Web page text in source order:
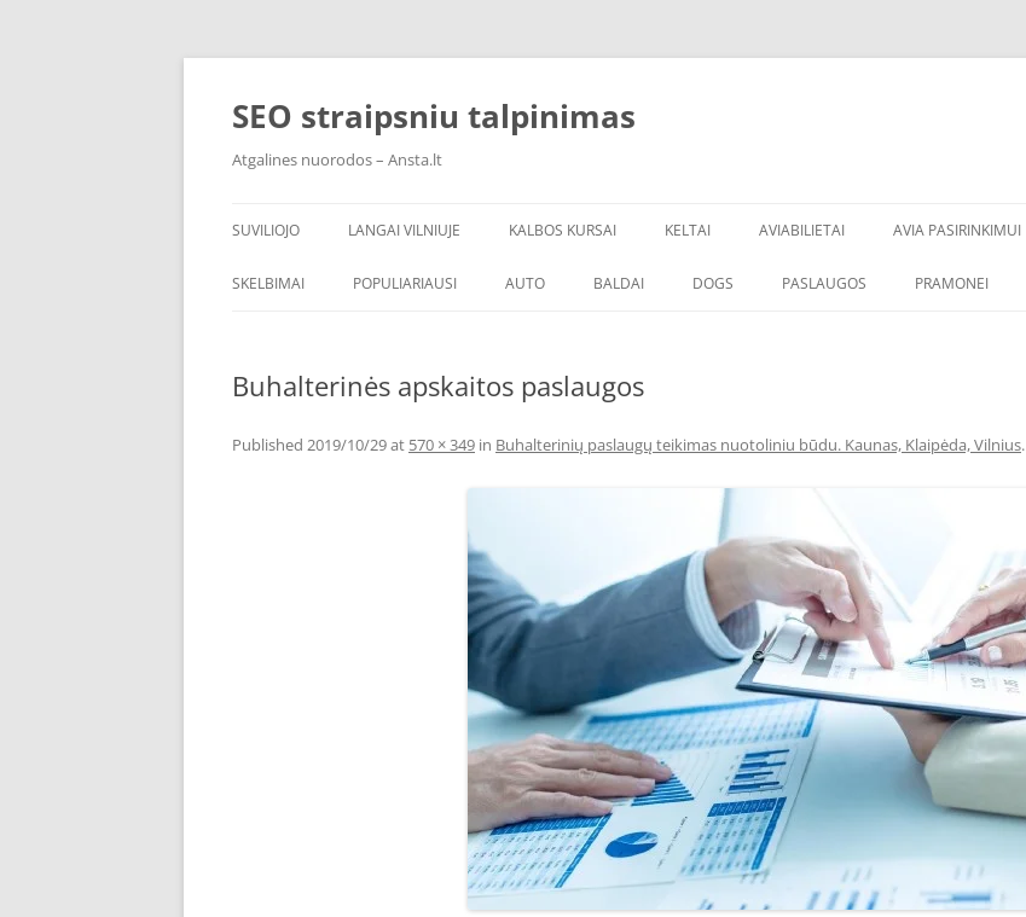
Skip
SEO straipsniu talpinimas
Atgalines nuorodos – Ansta.lt
SUVILIOJO LANGAI VILNIUJE KALBOS KURSAI KELTAI AVIABILIETAI AVIA PASIRINKIMUI
SKELBIMAI POPULIARIAUSI AUTO BALDAI DOGS PASLAUGOS PRAMONEI
Buhalterinės apskaitos paslaugos
Published 2019/10/29at 570 × 349 in Buhalterinių paslaugų teikimas nuotoliniu būdu. Kaunas, Klaipėda, Vilnius.